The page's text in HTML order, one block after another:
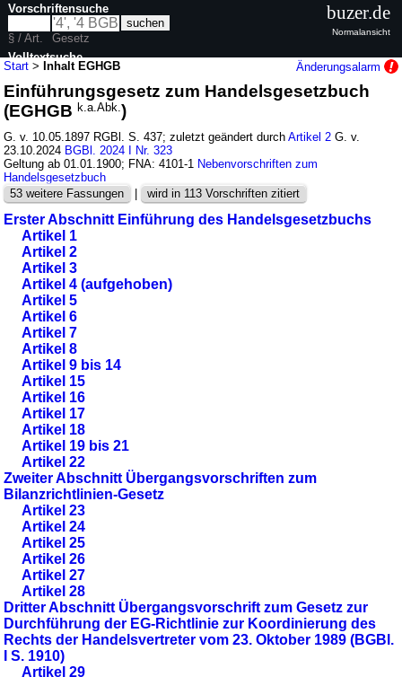
Start >Inhalt EGHGB Änderungsalarm
Einführungsgesetz zum Handelsgesetzbuch
(EGHGBk.a.Abk.)
G. v. 10.05.1897 RGBl. S. 437; zuletzt geändert durchArtikel 2 G. v.
23.10.2024 BGBl. 2024 I Nr. 323
Geltung ab 01.01.1900; FNA: 4101-1 Nebenvorschriften zum
Handelsgesetzbuch
53 weitere Fassungen
| wird in 113 Vorschriften zitiert
Erster Abschnitt Einführung des Handelsgesetzbuchs
Artikel 1
Artikel 2
Artikel 3
Artikel 4 (aufgehoben)
Artikel 5
Artikel 6
Artikel 7
Artikel 8
Artikel 9 bis 14
Artikel 15
Artikel 16
Artikel 17
Artikel 18
Artikel 19 bis 21
Artikel 22
Zweiter Abschnitt Übergangsvorschriften zum
Bilanzrichtlinien-Gesetz
Artikel 23
Artikel 24
Artikel 25
Artikel 26
Artikel 27
Artikel 28
Dritter Abschnitt Übergangsvorschrift zum Gesetz zur
Durchführung der EG-Richtlinie zur Koordinierung des
Rechts der Handelsvertreter vom 23. Oktober 1989 (BGBl.
I S. 1910)
Artikel 29
Vorschriftensuche
§ / Art.
Gesetz
Volltextsuche
nur in EGHGB
buzer.de
Normalansicht